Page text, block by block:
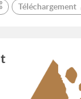
Téléchargement